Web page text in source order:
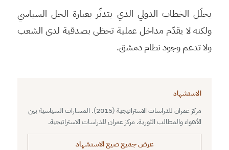
يحلّل الخطاب الدولي الذي يتدثّر بعبارة الحل السياسي
ولكنه لا يقدّم مداخل عملية تحظى بصدقية لدى الشعب
ولا تدعم وجود نظام دمشق.
الاستشهاد
مركز عمران للدراسات الاستراتيجية (2015). المسارات السياسية بين
الأهواء والمطالب الثورية. مركز عمران للدراسات الاستراتيجية.
عرض جميع صيغ الاستشهاد